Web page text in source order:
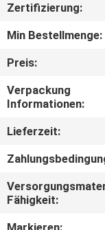
FABRIK-
AUSFLUG
FORDERN
EIN
ZITAT
Zertifizierung:
Min Bestellmenge:
Preis:
Verpackung
Informationen:
Lieferzeit:
Fähigkeit: